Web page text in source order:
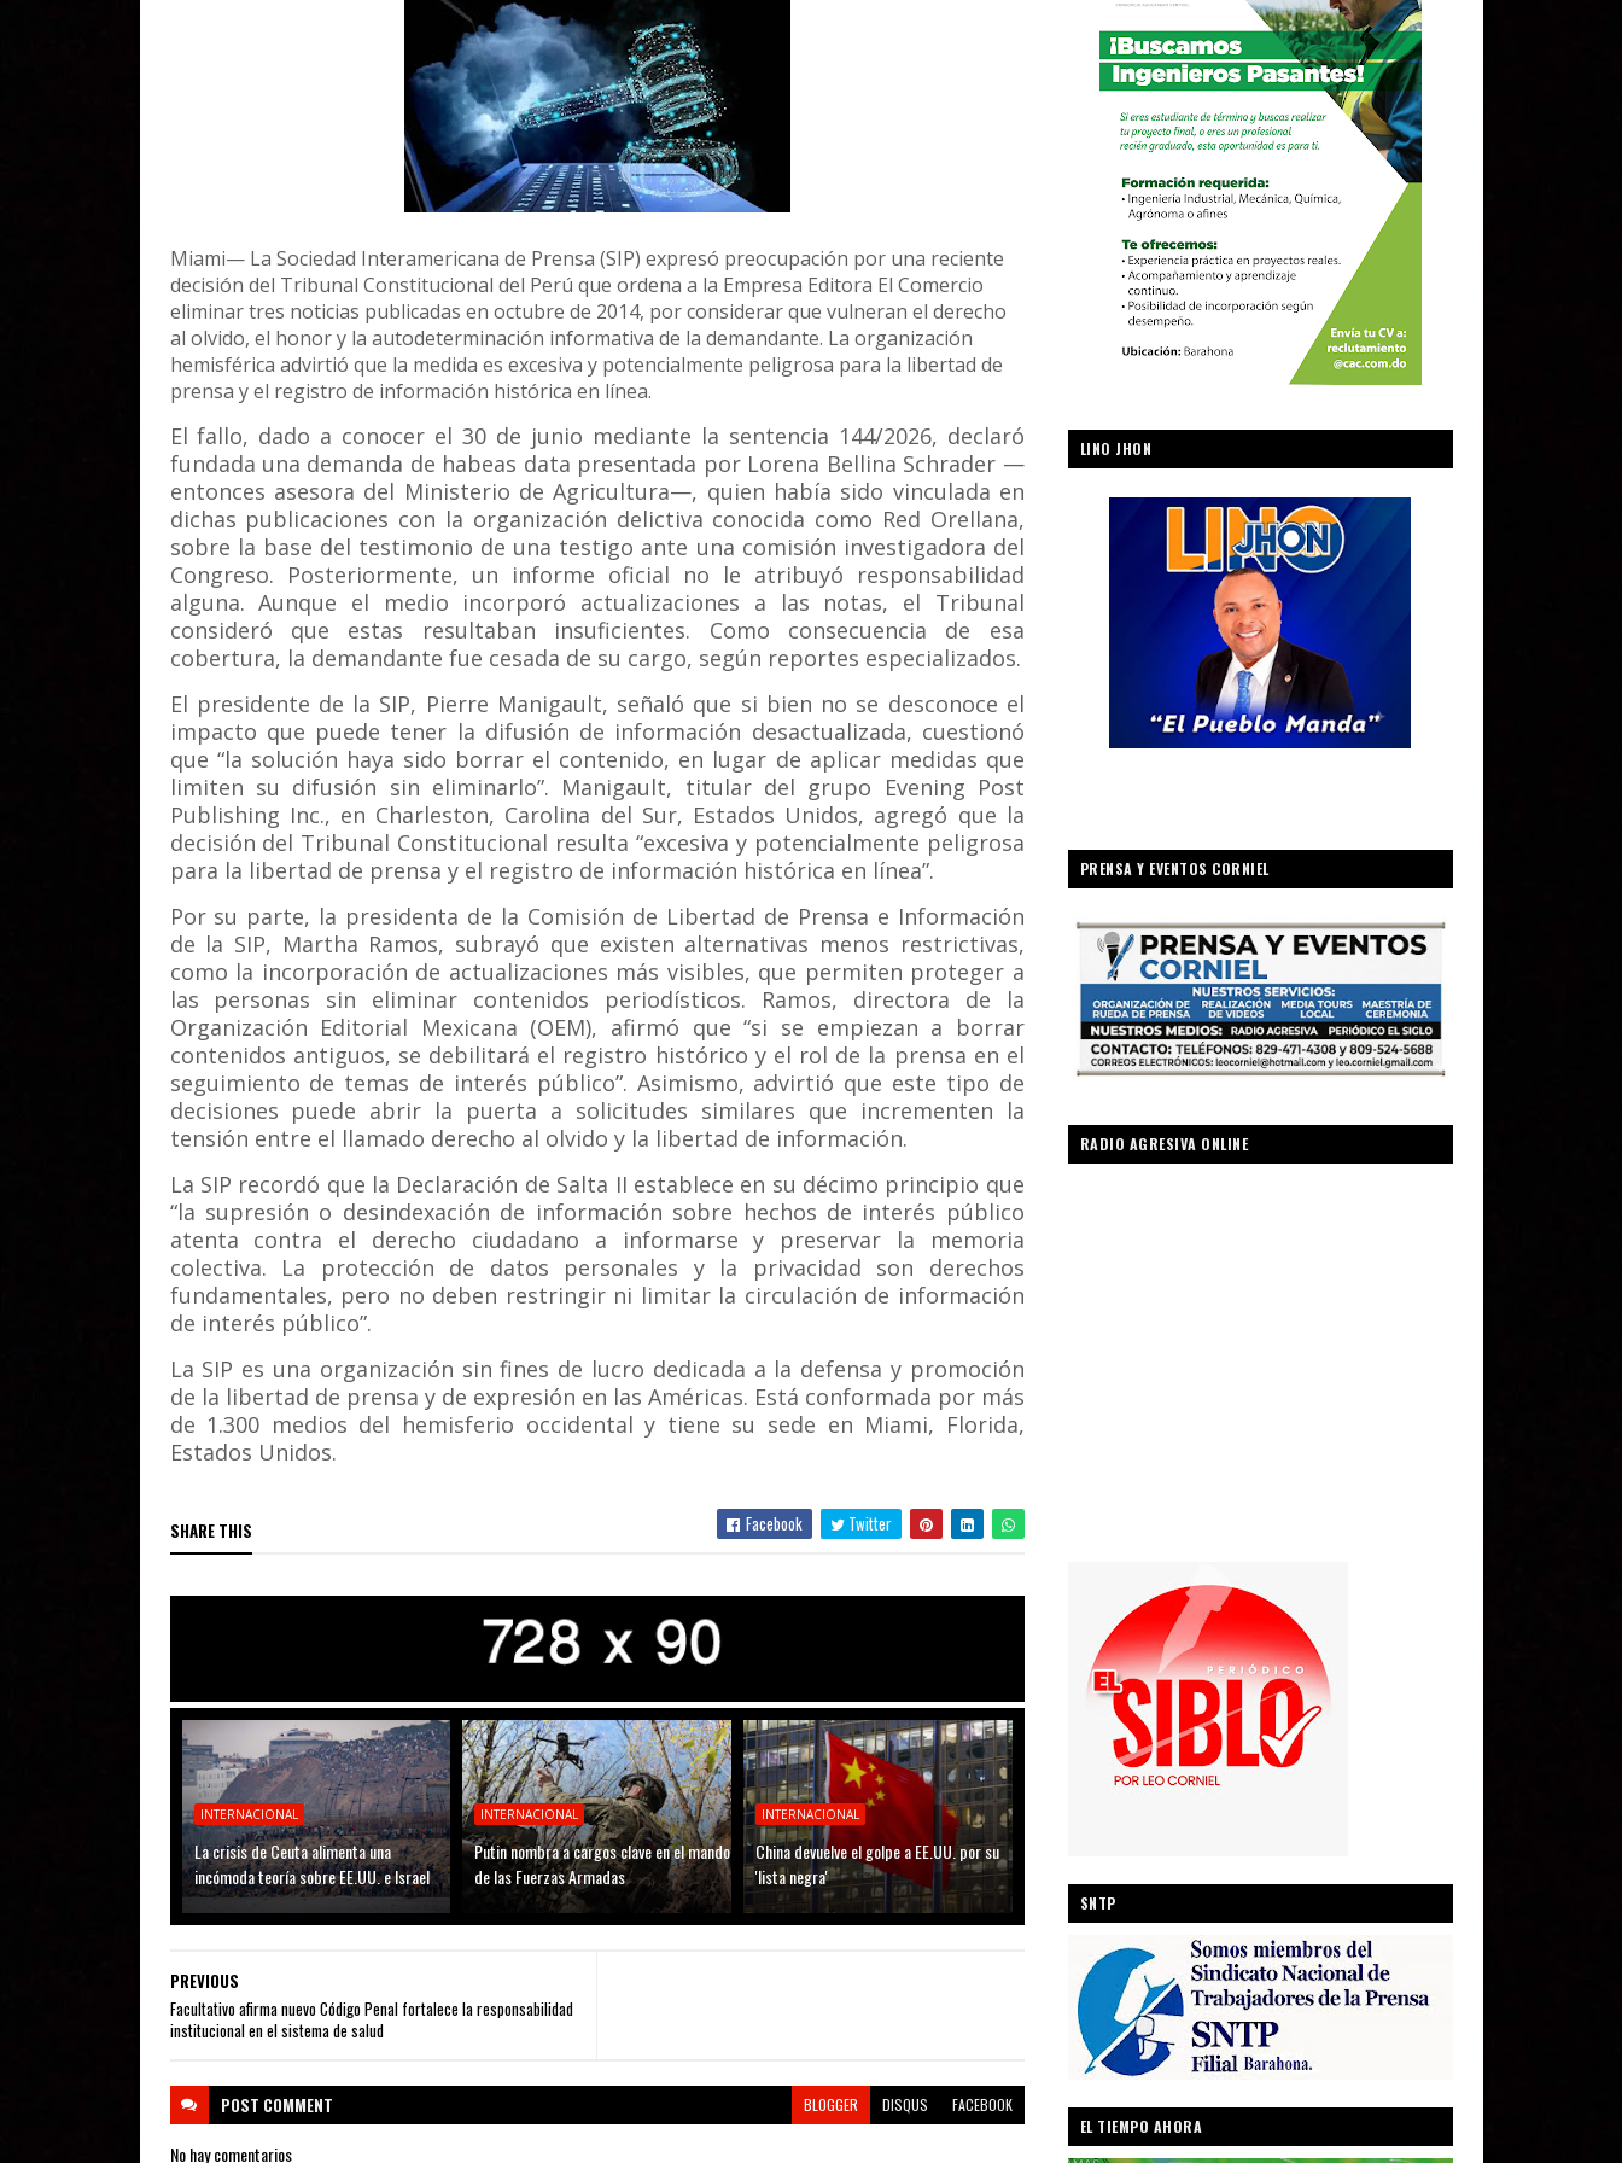
Miami— La Sociedad Interamericana de Prensa (SIP) expresó preocupación por una reciente
decisión del Tribunal Constitucional del Perú que ordena a la Empresa Editora El Comercio
eliminar tres noticias publicadas en octubre de 2014, por considerar que vulneran el derecho
al olvido, el honor y la autodeterminación informativa de la demandante. La organización
hemisférica advirtió que la medida es excesiva y potencialmente peligrosa para la libertad de
prensa y el registro de información histórica en línea.
El fallo, dado a conocer el 30 de junio mediante la sentencia 144/2026, declaró
fundada una demanda de habeas data presentada por Lorena Bellina Schrader —
entonces asesora del Ministerio de Agricultura—, quien había sido vinculada en
dichas publicaciones con la organización delictiva conocida como Red Orellana,
sobre la base del testimonio de una testigo ante una comisión investigadora del
Congreso. Posteriormente, un informe oficial no le atribuyó responsabilidad
alguna. Aunque el medio incorporó actualizaciones a las notas, el Tribunal
consideró que estas resultaban insuficientes. Como consecuencia de esa
cobertura, la demandante fue cesada de su cargo, según reportes especializados.
El presidente de la SIP, Pierre Manigault, señaló que si bien no se desconoce el
impacto que puede tener la difusión de información desactualizada, cuestionó
que “la solución haya sido borrar el contenido, en lugar de aplicar medidas que
limiten su difusión sin eliminarlo”. Manigault, titular del grupo Evening Post
Publishing Inc., en Charleston, Carolina del Sur, Estados Unidos, agregó que la
decisión del Tribunal Constitucional resulta “excesiva y potencialmente peligrosa
para la libertad de prensa y el registro de información histórica en línea”.
Por su parte, la presidenta de la Comisión de Libertad de Prensa e Información
de la SIP, Martha Ramos, subrayó que existen alternativas menos restrictivas,
como la incorporación de actualizaciones más visibles, que permiten proteger a
las personas sin eliminar contenidos periodísticos. Ramos, directora de la
Organización Editorial Mexicana (OEM), afirmó que “si se empiezan a borrar
contenidos antiguos, se debilitará el registro histórico y el rol de la prensa en el
seguimiento de temas de interés público”. Asimismo, advirtió que este tipo de
decisiones puede abrir la puerta a solicitudes similares que incrementen la
tensión entre el llamado derecho al olvido y la libertad de información.
La SIP recordó que la Declaración de Salta II establece en su décimo principio que
“la supresión o desindexación de información sobre hechos de interés público
atenta contra el derecho ciudadano a informarse y preservar la memoria
colectiva. La protección de datos personales y la privacidad son derechos
fundamentales, pero no deben restringir ni limitar la circulación de información
de interés público”.
La SIP es una organización sin fines de lucro dedicada a la defensa y promoción
de la libertad de prensa y de expresión en las Américas. Está conformada por más
de 1.300 medios del hemisferio occidental y tiene su sede en Miami, Florida,
Estados Unidos.
SHARE THIS Facebook Twitter
INTERNACIONAL
La crisis de Ceuta alimenta una
incómoda teoría sobre EE.UU. e Israel
INTERNACIONAL
Putin nombra a cargos clave en el mando
de las Fuerzas Armadas
INTERNACIONAL
China devuelve el golpe a EE.UU. por su
'lista negra'
PREVIOUS
Facultativo afirma nuevo Código Penal fortalece la responsabilidad
institucional en el sistema de salud
POST COMMENT BLOGGER DISQUS FACEBOOK
No hay comentarios
LINO JHON
PRENSA Y EVENTOS CORNIEL
RADIO AGRESIVA ONLINE
SNTP
EL TIEMPO AHORA